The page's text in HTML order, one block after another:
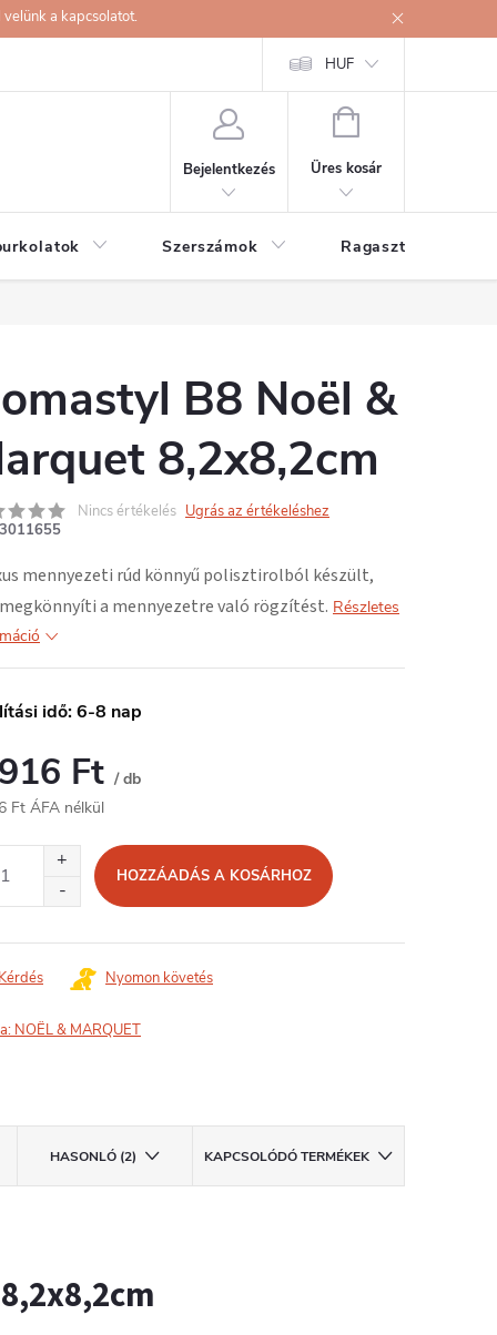
a kapcsolatot.
HUF
Bejelentkezés
KOSÁR
Üres kosár
Szerszámok Ragasztók
B8 Noël &
8,2x8,2cm
Nincs értékelés Ugrás az értékeléshez
3011655
mennyezeti rúd könnyű polisztirolból készült,
a mennyezetre való rögzítést. Részletes
idő: 6-8 nap
Ft / db
Ft ÁFA nélkül
HOZZÁADÁS A KOSÁRHOZ
Kérdés Nyomon követés
NOËL & MARQUET
HASONLÓ (2) KAPCSOLÓDÓ TERMÉKEK